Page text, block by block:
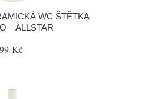
WC ŠTĚTKA
– ALLSTAR
Kč